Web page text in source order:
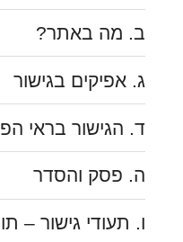
ב. מה באתר?
ג. אפיקים בגישור
ד. הגישור בראי
ה. פסק והסדר
ו. תעודי גישור –